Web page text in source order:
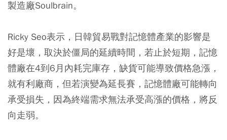
製造廠Soulbrain。
Ricky Seo表示，日韓貿易戰對記憶體產業的影響是
好是壞，取決於僵局的延續時間，若止於短期，記憶
體廠在4到6月內耗完庫存，缺貨可能導致價格急漲，
就有利廠商，但若演變為延長賽，記憶體廠可能轉向
承受損失，因為終端需求無法承受高漲的價格，將反
向走弱。